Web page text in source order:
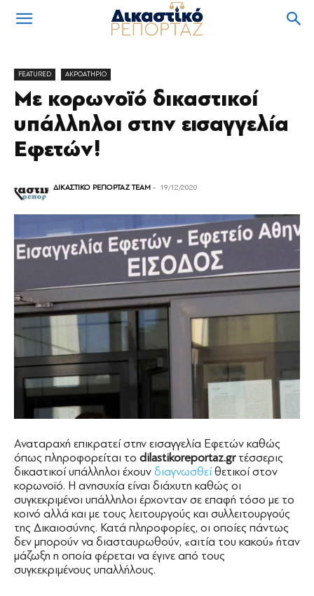
FEATURED ΑΚΡΟΑΤΗΡΙΟ
Με κορωνοϊό δικαστικοί
υπάλληλοι στην εισαγγελία
Εφετών!
ΔΙΚΑΣΤΙΚΟ ΡΕΠΟΡΤΑΖ TEAM - 19/12/2020
Αναταραχή επικρατεί στην εισαγγελία Εφετών καθώς
όπως πληροφορείται το dilastikoreportaz.grτέσσερις
δικαστικοί υπάλληλοι έχουν διαγνωσθείθετικοί στον
κορωνοϊό. Η ανησυχία είναι διάχυτη καθώς οι
συγκεκριμένοι υπάλληλοι έρχονταν σε επαφή τόσο με το
κοινό αλλά και με τους λειτουργούς και συλλειτουργούς
της Δικαιοσύνης. Κατά πληροφορίες, οι οποίες πάντως
δεν μπορούν να διασταυρωθούν, «αιτία του κακού» ήταν
μάζωξη η οποία φέρεται να έγινε από τους
συγκεκριμένους υπαλλήλους.